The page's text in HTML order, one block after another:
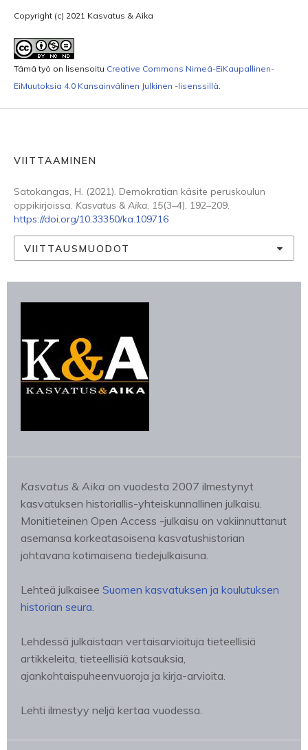
Copyright (c) 2021 Kasvatus & Aika
Tämä työ on lisensoitu Creative Commons Nimeä-EiKaupallinen-
EiMuutoksia 4.0 Kansainvälinen Julkinen -lisenssillä.
VIITTAAMINEN
Satokangas, H. (2021). Demokratian käsite peruskoulun
oppikirjoissa. Kasvatus & Aika, 15(3–4), 192–209.
https://doi.org/10.33350/ka.109716
VIITTAUSMUODOT
Kasvatus & Aika on vuodesta 2007 ilmestynyt
kasvatuksen historiallis-yhteiskunnallinen julkaisu.
Monitieteinen Open Access -julkaisu on vakiinnuttanut
asemansa korkeatasoisena kasvatushistorian
johtavana kotimaisena tiedejulkaisuna.
Lehteä julkaisee Suomen kasvatuksen ja koulutuksen
historian seura.
Lehdessä julkaistaan vertaisarvioituja tieteellisiä
artikkeleita, tieteellisiä katsauksia,
ajankohtaispuheenvuoroja ja kirja-arvioita.
Lehti ilmestyy neljä kertaa vuodessa.